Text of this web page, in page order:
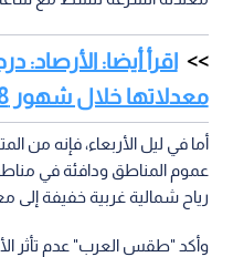
اقرأ أيضا: الأرصاد:
معدلاتها خلال شهور 8 و9 و10 في الأردن
أما في ليل الأربعاء، فإنه من
عموم المناطق ودافئة في
رياح شمالية غربية خفيفة إلى
وأكد "طقس العرب" عدم تأثر